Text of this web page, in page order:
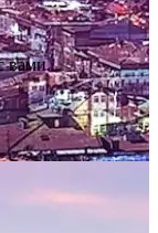
вами.